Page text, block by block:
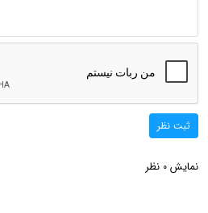
ثبت نظر
نمایش 0 نظر